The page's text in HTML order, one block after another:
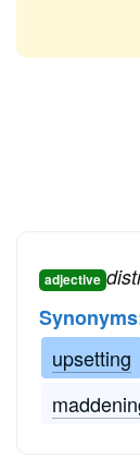
adjective
upsetting